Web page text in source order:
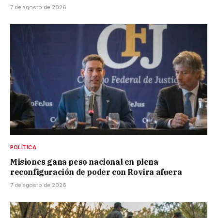
7 de agosto de 2026
POLÍTICA
Misiones gana peso nacional en plena
reconfiguración de poder con Rovira afuera
7 de agosto de 2026